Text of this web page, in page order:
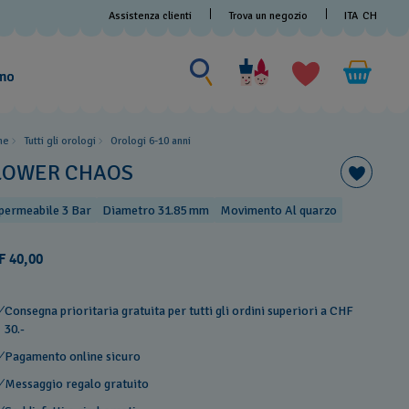
Assistenza clienti Trova un negozio ITA CH
Cerca
Tutti gli orologi Orologi 6-10 anni
CHAOS
3 Bar Diametro 31.85 mm Movimento Al quarzo
40,00
Consegna prioritaria gratuita per tutti gli ordini superiori a CHF
30.-
Pagamento online sicuro
Messaggio regalo gratuito